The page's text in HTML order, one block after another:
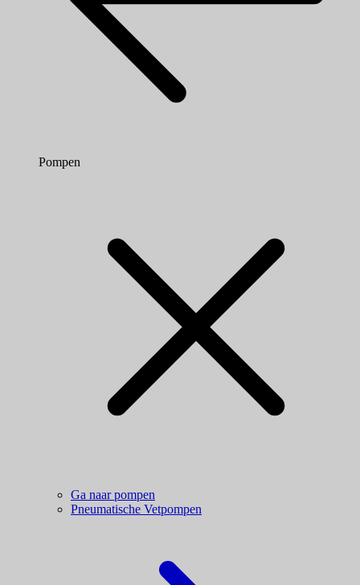
Pompen
Ga naar pompen
Pneumatische Vetpompen